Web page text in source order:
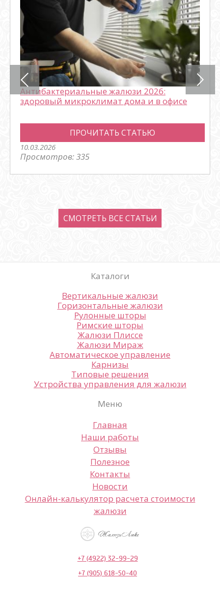
Антибактериальные жалюзи 2026:
здоровый микроклимат дома и в офисе
ПРОЧИТАТЬ СТАТЬЮ
10.03.2026
Просмотров: 335
СМОТРЕТЬ ВСЕ CТАТЬИ
Каталоги
Вертикальные жалюзи
Горизонтальные жалюзи
Рулонные шторы
Римские шторы
Жалюзи Плиссе
Жалюзи Мираж
Автоматическое управление
Карнизы
Типовые решения
Устройства управления для жалюзи
Меню
Главная
Наши работы
Отзывы
Полезное
Контакты
Новости
Онлайн-калькулятор расчета стоимости
жалюзи
+7 (4922) 32-99-29
+7 (905) 618-50-40